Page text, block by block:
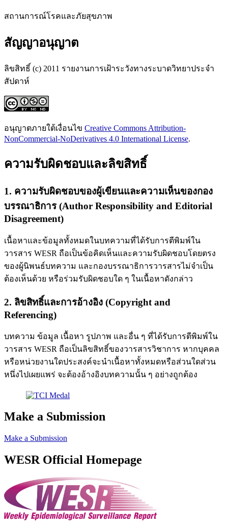
สถานการณ์โรคและภัยสุขภาพ
สัญญาอนุญาต
ลิขสิทธิ์ (c) 2011 รายงานการเฝ้าระวังทางระบาดวิทยาประจำ
สัปดาห์
อนุญาตภายใต้เงื่อนไข Creative Commons Attribution-
NonCommercial-NoDerivatives 4.0 International License.
ความรับผิดชอบและลิขสิทธิ์
1. ความรับผิดชอบของผู้เขียนและความเห็นของกอง
บรรณาธิการ (Author Responsibility and Editorial
Disagreement)
เนื้อหาและข้อมูลทั้งหมดในบทความที่ได้รับการตีพิมพ์ใน
วารสาร WESR ถือเป็นข้อคิดเห็นและความรับผิดชอบโดยตรง
ของผู้นิพนธ์บทความ และกองบรรณาธิการวารสารไม่จำเป็น
ต้องเห็นด้วย หรือร่วมรับผิดชอบใด ๆ ในเนื้อหาดังกล่าว
2. ลิขสิทธิ์และการอ้างอิง (Copyright and
Referencing)
บทความ ข้อมูล เนื้อหา รูปภาพ และอื่น ๆ ที่ได้รับการตีพิมพ์ใน
วารสาร WESR ถือเป็นลิขสิทธิ์ของวารสารวิชาการ หากบุคคล
หรือหน่วยงานใดประสงค์จะนำเนื้อหาทั้งหมดหรือส่วนใดส่วน
หนึ่งไปเผยแพร่ จะต้องอ้างอิงบทความนั้น ๆ อย่างถูกต้อง
Make a Submission
Make a Submission
WESR Official Homepage